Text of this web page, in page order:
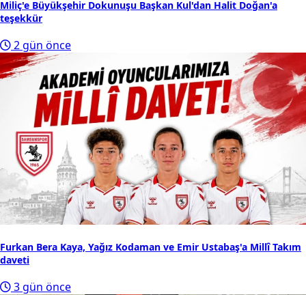
Miliç'e Büyükşehir Dokunuşu Başkan Kul'dan Halit Doğan'a
teşekkür
2 gün önce
Furkan Bera Kaya, Yağız Kodaman ve Emir Ustabaş'a Millî Takım
daveti
3 gün önce